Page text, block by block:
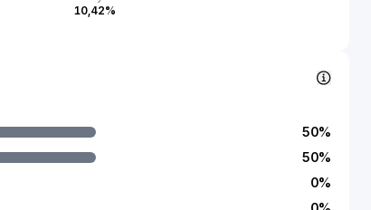
10,42%
50%
50%
0%